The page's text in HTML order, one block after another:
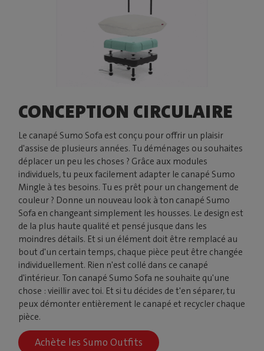
CONCEPTION CIRCULAIRE
Le canapé Sumo Sofa est conçu pour offrir un plaisir
d'assise de plusieurs années. Tu déménages ou souhaites
déplacer un peu les choses ? Grâce aux modules
individuels, tu peux facilement adapter le canapé Sumo
Mingle à tes besoins. Tu es prêt pour un changement de
couleur ? Donne un nouveau look à ton canapé Sumo
Sofa en changeant simplement les housses. Le design est
de la plus haute qualité et pensé jusque dans les
moindres détails. Et si un élément doit être remplacé au
bout d'un certain temps, chaque pièce peut être changée
individuellement. Rien n'est collé dans ce canapé
d'intérieur. Ton canapé Sumo Sofa ne souhaite qu'une
chose : vieillir avec toi. Et si tu décides de t'en séparer, tu
peux démonter entièrement le canapé et recycler chaque
pièce.
Achète les Sumo Outfits